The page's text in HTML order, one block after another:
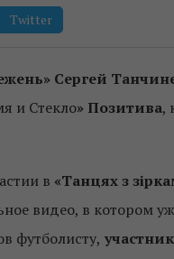
Twitter
Сергей
и Стекло» Позитива,
в «Танцях з
видео, в котором
футболисту,